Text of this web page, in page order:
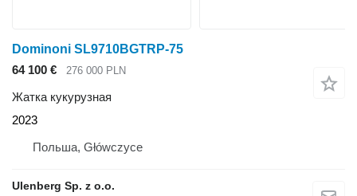
Dominoni SL9710BGTRP-75
64 100 €
276 000 PLN
Жатка кукурузная
2023
Польша, Główczyce
Ulenberg Sp. z o.o.